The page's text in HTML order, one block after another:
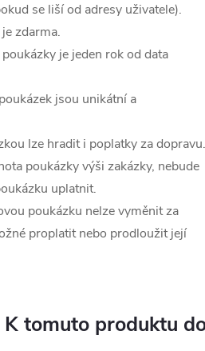
se liší od adresy uživatele).
zdarma.
je jeden rok od data
jsou unikátní a
lze hradit i poplatky za dopravu.
poukázky výši zakázky, nebude
uplatnit.
poukázku nelze vyměnit za
proplatit nebo prodloužit její
K tomuto produktu